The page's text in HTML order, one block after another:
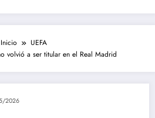
Inicio
UEFA
volvió a ser titular en el Real Madrid
2026